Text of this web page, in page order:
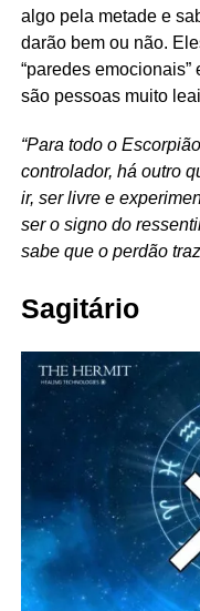
algo pela metade e
darão bem ou não.
“paredes
são pessoas muito
“Para todo o
controlador, há outro
ir, ser livre e
ser o signo do
sabe que o perdão
Sagitário